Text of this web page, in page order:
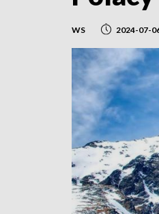
WS 2024-07-